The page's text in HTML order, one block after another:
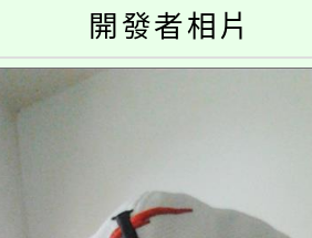
課)教師甄選結果
校115學年度第
課)教師甄選結果
國文化大學推廣
》溝通分析基
迎學生輔導中心
開發者相片